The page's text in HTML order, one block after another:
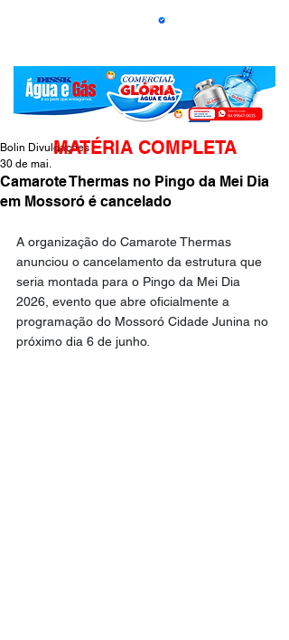
Camarote Thermas no Pingo da Mei Dia
em Mossoró é cancelado
Bolin Divulgações
30 de mai.
A organização do Camarote Thermas
anunciou o cancelamento da estrutura que
seria montada para o Pingo da Mei Dia
2026, evento que abre oficialmente a
programação do Mossoró Cidade Junina no
próximo dia 6 de junho.
MATÉRIA COMPLETA